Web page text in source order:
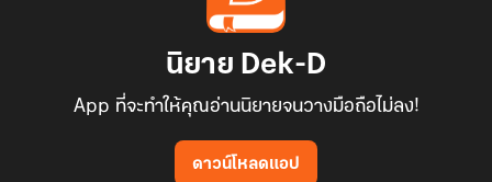
นิยาย Dek-D
App ที่จะทำให้คุณอ่านนิยายจนวางมือถือไม่ลง!
ดาวน์โหลดแอป